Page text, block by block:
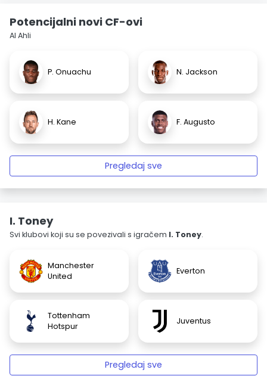
Potencijalni novi CF-ovi
Al Ahli
P. Onuachu N. Jackson
H. Kane F. Augusto
Pregledaj sve
I. Toney
Svi klubovi koji su se povezivali s igračem I. Toney.
Manchester
United
Everton
Tottenham
Hotspur
Juventus
Pregledaj sve